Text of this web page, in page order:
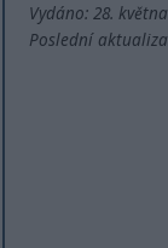
Vydáno: 28.
Poslední